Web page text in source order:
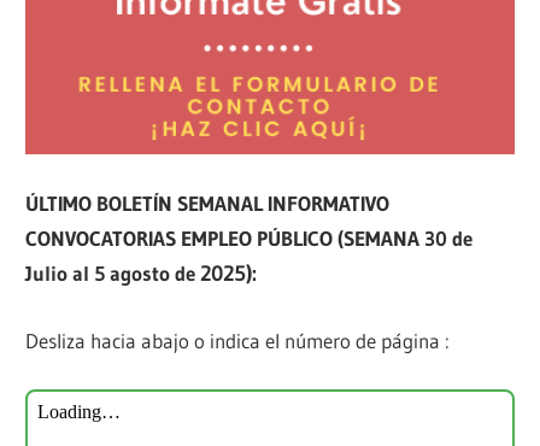
ÚLTIMO BOLETÍN SEMANAL INFORMATIVO
CONVOCATORIAS EMPLEO PÚBLICO (SEMANA 30 de
Julio al 5 agosto de2025):
Desliza hacia abajo o indica el número de página :